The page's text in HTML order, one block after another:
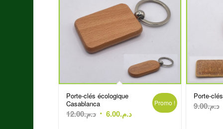
Porte-clés écologique
Casablanca
د.م.12.00
Le
د.م.6.00
Le
Promo !
Porte-
د.م.9.00